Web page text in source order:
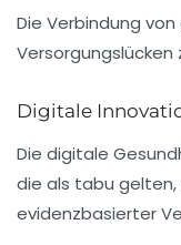
Die Verbindung von
Digitale
Die digitale
die als tabu
evidenzbasierter